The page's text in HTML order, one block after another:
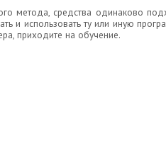
метода, средства одинаково
и использовать ту или иную
приходите на обучение.